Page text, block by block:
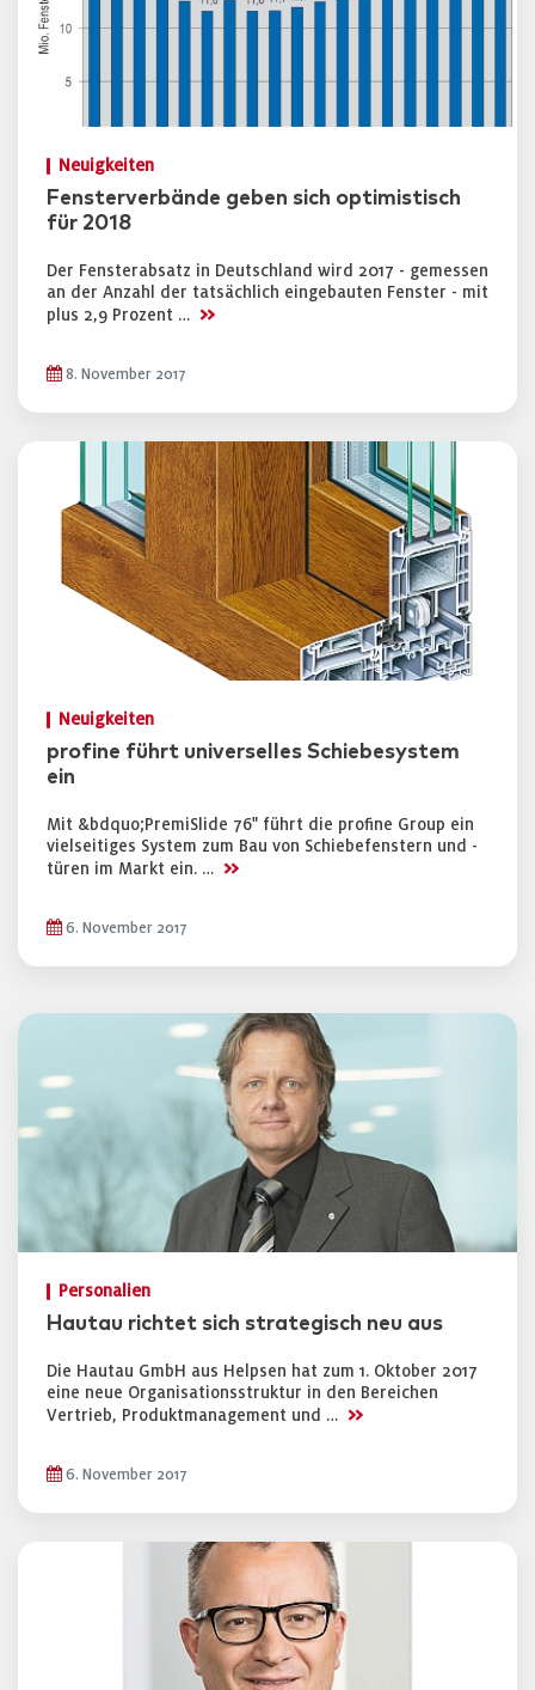
Neuigkeiten
Fensterverbände geben sich optimistisch
für 2018
Der Fensterabsatz in Deutschland wird 2017 - gemessen
an der Anzahl der tatsächlich eingebauten Fenster - mit
plus 2,9 Prozent … >>
8. November 2017
Neuigkeiten
profine führt universelles Schiebesystem
ein
Mit &bdquo;PremiSlide 76" führt die profine Group ein
vielseitiges System zum Bau von Schiebefenstern und -
türen im Markt ein. … >>
6. November 2017
Personalien
Hautau richtet sich strategisch neu aus
Die Hautau GmbH aus Helpsen hat zum 1. Oktober 2017
eine neue Organisationsstruktur in den Bereichen
Vertrieb, Produktmanagement und … >>
6. November 2017